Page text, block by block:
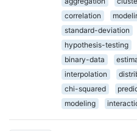
correlation
standard-deviation
hypothesis-testing
binary-data
interpolation
chi-squared
modeling